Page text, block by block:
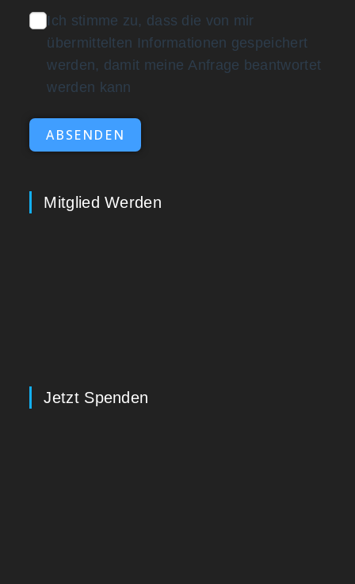
Ich stimme zu, dass die von mir
übermittelten Informationen gespeichert
werden, damit meine Anfrage beantwortet
werden kann
ABSENDEN
Mitglied Werden
Jetzt Spenden